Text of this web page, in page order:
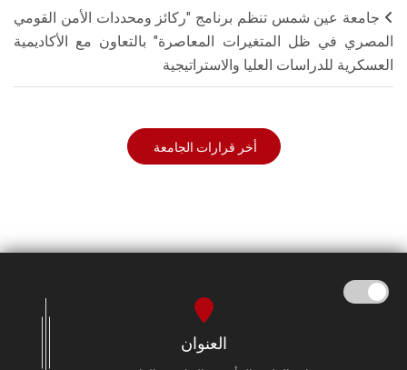
جامعة عين شمس تنظم برنامج "ركائز ومحددات الأمن القومي
المصري في ظل المتغيرات المعاصرة" بالتعاون مع الأكاديمية
العسكرية للدراسات العليا والاستراتيجية
أخر قرارات الجامعة
العنوان